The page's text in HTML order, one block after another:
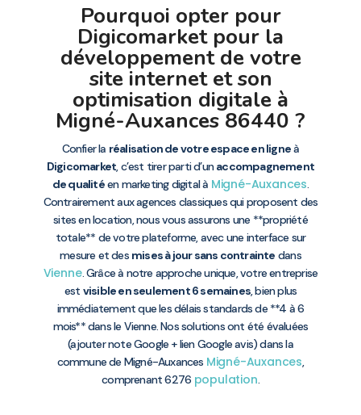
Pourquoi opter pour
Digicomarket pour la
développement de votre
site internet et son
optimisation digitale à
Migné-Auxances 86440 ?
Confier la réalisation de votre espace en ligneà
Digicomarket, c’est tirer parti d’unaccompagnement
de qualitéen marketing digital à Migné-Auxances.
Contrairement aux agences classiques qui proposent des
sites en location, nous vous assurons une **propriété
totale** de votre plateforme, avec une interface sur
mesure et des mises à jour sans contrainte dans
Vienne. Grâce à notre approche unique, votre entreprise
est visible en seulement 6 semaines, bien plus
immédiatement que les délais standards de **4 à 6
mois** dans le Vienne. Nos solutions ont été évaluées
(ajouter note Google + lien Google avis) dans la
commune de Migné-Auxances Migné-Auxances,
comprenant 6276 population.